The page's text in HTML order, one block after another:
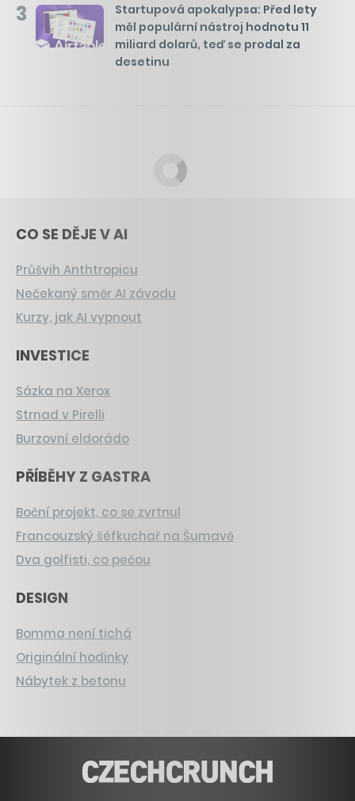
3
Startupová apokalypsa: Před lety
měl populární nástroj hodnotu 11
miliard dolarů, teď se prodal za
desetinu
CO SE DĚJE V AI
Průšvih Anthtropicu
Nečekaný směr AI závodu
Kurzy, jak AI vypnout
INVESTICE
Sázka na Xerox
Strnad v Pirelli
Burzovní eldorádo
PŘÍBĚHY Z GASTRA
Boční projekt, co se zvrtnul
Francouzský šéfkuchař na Šumavě
Dva golfisti, co pečou
DESIGN
Bomma není tichá
Originální hodinky
Nábytek z betonu